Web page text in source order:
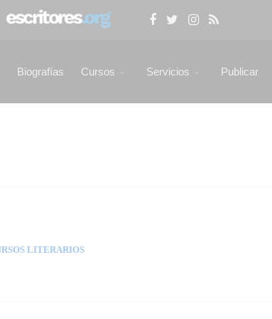
Biografías Cursos Servicios Publicar
LITERARIOS